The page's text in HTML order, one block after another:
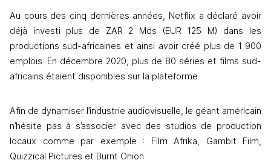
Au cours des cinq dernières années, Netflix a déclaré avoir
déjà investi plus de ZAR 2 Mds (EUR 125 M) dans les
productions sud-africaines et ainsi avoir créé plus de 1 900
emplois. En décembre 2020, plus de 80 séries et films sud-
africains étaient disponibles sur la plateforme.
Afin de dynamiser l’industrie audiovisuelle, le géant américain
n’hésite pas à s’associer avec des studios de production
locaux comme par exemple : Film Afrika, Gambit Film,
Quizzical Pictures et Burnt Onion.